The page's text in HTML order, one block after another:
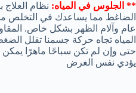
** الجلوس في المياه: نظام العلاج
الضاغط مما يساعدك في التخلص
عام وآلام الظهر بشكل خاص.
المياه تجاه حركة جسمنا تقلل
حتى وإن لم تكن سباحًا ماهرًا
يؤدي نفس الغرض